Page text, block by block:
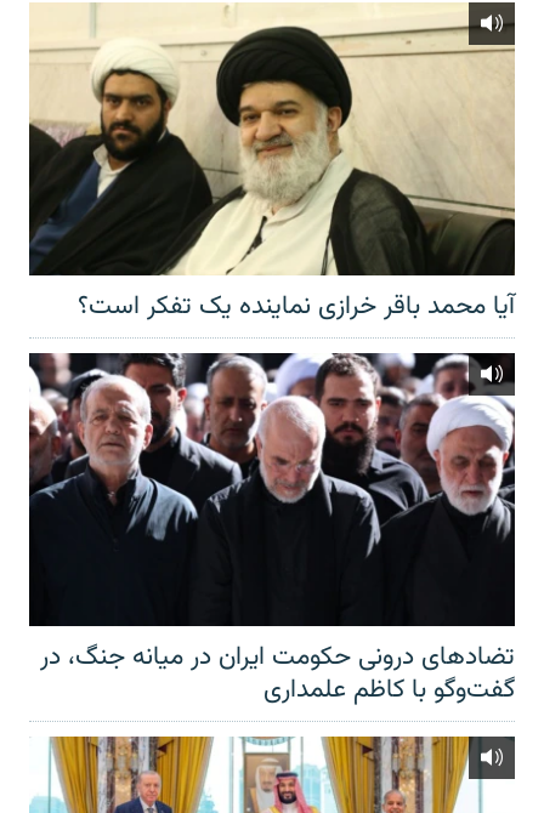
آیا محمد باقر خرازی نماینده یک تفکر است؟
تضادهای درونی حکومت ایران در میانه جنگ، در
گفت‌‌وگو با کاظم علمداری